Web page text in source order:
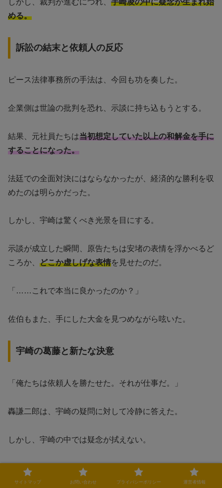
める。
訴訟の結末と依頼人の反応
ピース法律事務所の手法は、今回も功を奏した。
企業側は世論の批判を恐れ、示談に持ち込もうとする。
結果、元社員たちは当初想定していた以上の和解金を手に
することになった。
法廷での全面対決にはならなかったが、経済的な勝利を収
めたのは明らかだった。
しかし、宇崎は驚くべき光景を目にする。
示談が成立した瞬間、原告たちは安堵の表情を浮かべるど
ころか、 どこか虚しげな表情を見せたのだ。
「……これで本当に良かったのか？」
佐伯もまた、手にした大金を見つめながら呟いた。
宇崎の葛藤と新たな決意
「俺たちは依頼人を勝たせた。それが仕事だ。」
轟謙二郎は、宇崎の疑問に対して冷静に答えた。
しかし、宇崎の中では疑念が拭えない。
確かに金銭的な勝利は得た。
サイトマップ お問い合わせ プライバシーポリシー 運営者情報